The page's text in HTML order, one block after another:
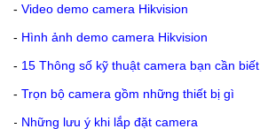
- Video demo camera Hikvision
- Hình ảnh demo camera Hikvision
- 15 Thông số kỹ thuật camera bạn cần biết
- Trọn bộ camera gồm những thiết bị gì
- Những lưu ý khi lắp đặt camera